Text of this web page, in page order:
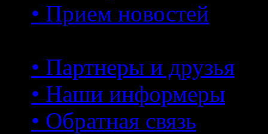
• Прием новостей
• Партнеры и друзья
• Наши информеры
• Обратная связь